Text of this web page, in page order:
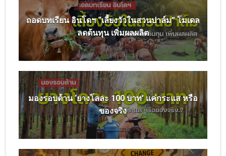
ถอดบทเรียน อินโดฯ “เลี้ยงวัวในสวนปาล์ม” โมเดล
ลดต้นทุน เพิ่มผลผลิต
มองรอบด้าน ‘ยางโลละ 100 บาท’ แค่กระแส หรือ
ของจริง